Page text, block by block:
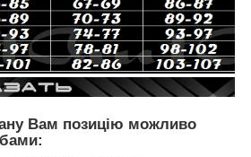
Вам позицію можливо